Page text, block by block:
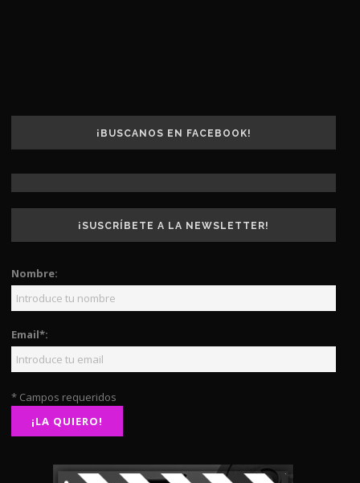
¡BUSCANOS EN FACEBOOK!
¡SUSCRÍBETE A LA NEWSLETTER!
Nombre:
Email*:
* Campos requeridos